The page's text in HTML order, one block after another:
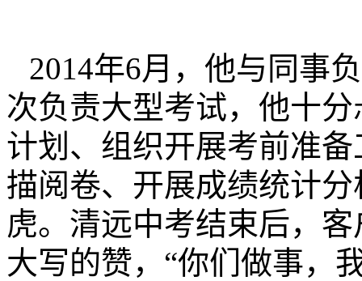
2014年6月，他与同事
次负责大型考试，他十
计划、组织开展考前准
描阅卷、开展成绩统计
虎。清远中考结束后，
大写的赞，“你们做事，